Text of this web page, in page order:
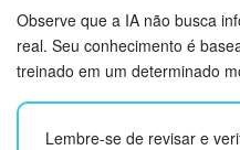
Messenger
Bitrix24 Collabs
Calendário
Observe que a IA não busca
real. Seu conhecimento é
treinado em um determinado
Lembre-se de revisar e